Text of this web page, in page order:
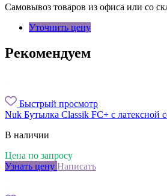
Самовывоз товаров из офиса или со
Уточнить цену
Рекомендуем
Быстрый просмотр
Nuk Бутылка Classik FC+ с латексной
В наличии
Цена по запросу
Узнать цену Написать